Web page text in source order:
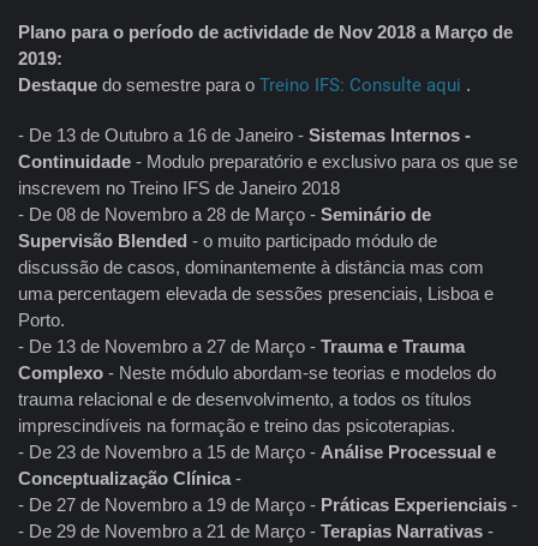
Plano para o período de actividade de Nov 2018 a Março de
2019:
Destaque do semestre para o Treino IFS: Consulte aqui .
- De 13 de Outubro a 16 de Janeiro - Sistemas Internos -
Continuidade - Modulo preparatório e exclusivo para os que se
inscrevem no Treino IFS de Janeiro 2018
- De 08 de Novembro a 28 de Março - Seminário de
Supervisão Blended - o muito participado módulo de
discussão de casos, dominantemente à distância mas com
uma percentagem elevada de sessões presenciais, Lisboa e
Porto.
- De 13 de Novembro a 27 de Março - Trauma e Trauma
Complexo - Neste módulo abordam-se teorias e modelos do
trauma relacional e de desenvolvimento, a todos os títulos
imprescindíveis na formação e treino das psicoterapias.
- De 23 de Novembro a 15 de Março - Análise Processual e
Conceptualização Clínica -
- De 27 de Novembro a 19 de Março - Práticas Experienciais -
- De 29 de Novembro a 21 de Março - Terapias Narrativas -